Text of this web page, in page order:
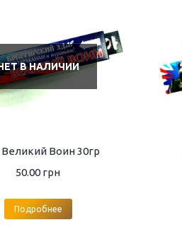
В НАЛИЧИИ
Великий Воин 30гр
50.00 грн
Подробнее